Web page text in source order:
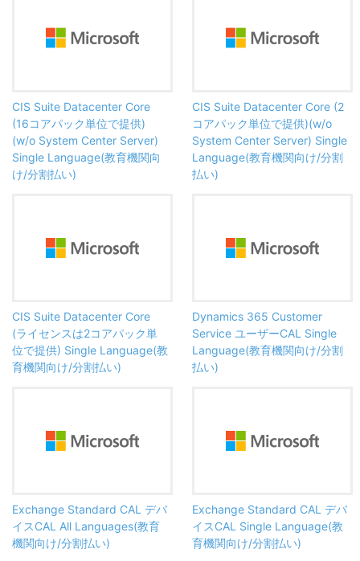
CIS Suite Datacenter Core
(16コアパック単位で提供)
(w/o System Center Server)
Single Language(教育機関向
け/分割払い)
CIS Suite Datacenter Core (2
コアパック単位で提供)(w/o
System Center Server) Single
Language(教育機関向け/分割
払い)
CIS Suite Datacenter Core
(ライセンスは2コアパック単
位で提供) Single Language(教
育機関向け/分割払い)
Dynamics 365 Customer
Service ユーザーCAL Single
Language(教育機関向け/分割
払い)
Exchange Standard CAL デバ
イスCAL All Languages(教育
機関向け/分割払い)
Exchange Standard CAL デバ
イスCAL Single Language(教
育機関向け/分割払い)